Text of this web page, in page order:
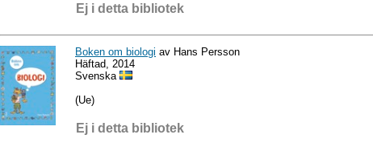
Ej i detta bibliotek
Boken om biologi av Hans Persson
Häftad, 2014
Svenska
(Ue)
Ej i detta bibliotek